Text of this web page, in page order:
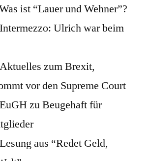
ist “Lauer und Wehner”?
Ulrich war beim
zum Brexit,
vor den Supreme Court
zu Beugehaft für
aus “Redet Geld,